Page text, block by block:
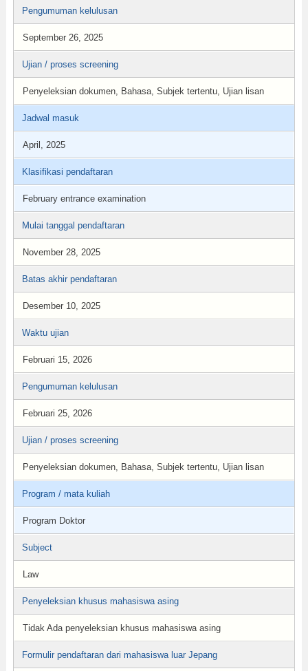
Pengumuman kelulusan
September 26, 2025
Ujian / proses screening
Penyeleksian dokumen, Bahasa, Subjek tertentu, Ujian lisan
Jadwal masuk
April, 2025
Klasifikasi pendaftaran
February entrance examination
Mulai tanggal pendaftaran
November 28, 2025
Batas akhir pendaftaran
Desember 10, 2025
Waktu ujian
Februari 15, 2026
Pengumuman kelulusan
Februari 25, 2026
Ujian / proses screening
Penyeleksian dokumen, Bahasa, Subjek tertentu, Ujian lisan
Program / mata kuliah
Program Doktor
Subject
Law
Penyeleksian khusus mahasiswa asing
Tidak Ada penyeleksian khusus mahasiswa asing
Formulir pendaftaran dari mahasiswa luar Jepang